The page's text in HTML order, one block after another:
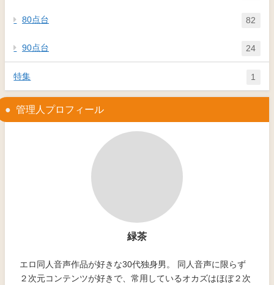
80点台 82
90点台 24
特集 1
管理人プロフィール
緑茶
エロ同人音声作品が好きな30代独身男。 同人音声に限らず
２次元コンテンツが好きで、常用しているオカズはほぼ２次